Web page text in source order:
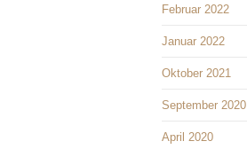
Februar 2022
Januar 2022
Oktober 2021
September 2020
April 2020